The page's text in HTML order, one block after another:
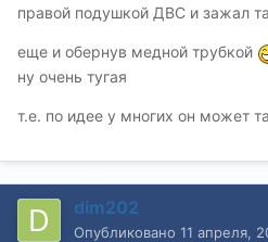
правой подушкой ДВС и зажал
еще и обернув медной трубкой
ну очень тугая
т.е. по идее у многих он может
dim202
Опубликовано 11 апреля,